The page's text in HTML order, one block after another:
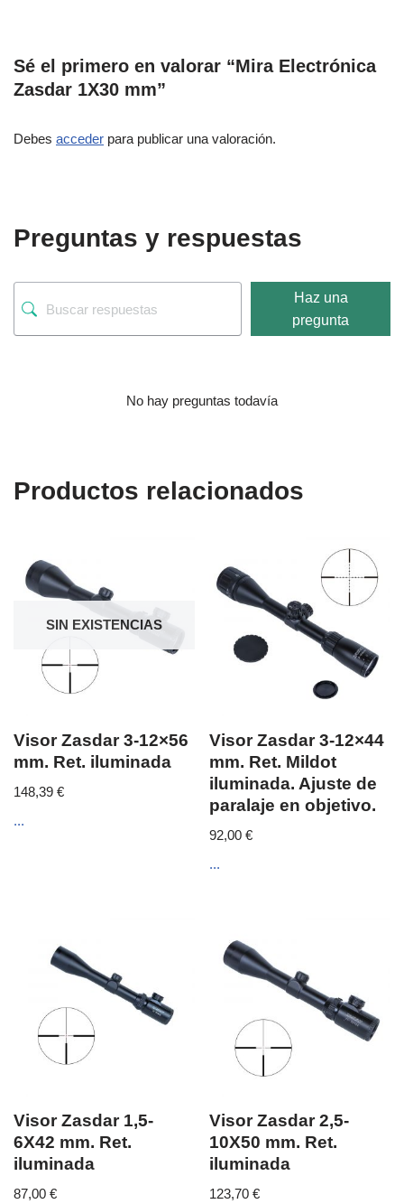
Sé el primero en valorar “Mira Electrónica
Zasdar 1X30 mm”
Debes acceder para publicar una valoración.
Preguntas y respuestas
Haz una
pregunta
No hay preguntas todavía
Productos relacionados
SIN EXISTENCIAS
Visor Zasdar 3-12×56
mm. Ret. iluminada
148,39 €
...
Visor Zasdar 3-12×44
mm. Ret. Mildot
iluminada. Ajuste de
paralaje en objetivo.
92,00€
...
Visor Zasdar 1,5-
6X42 mm. Ret.
iluminada
87,00 €
Visor Zasdar 2,5-
10X50 mm. Ret.
iluminada
123,70€